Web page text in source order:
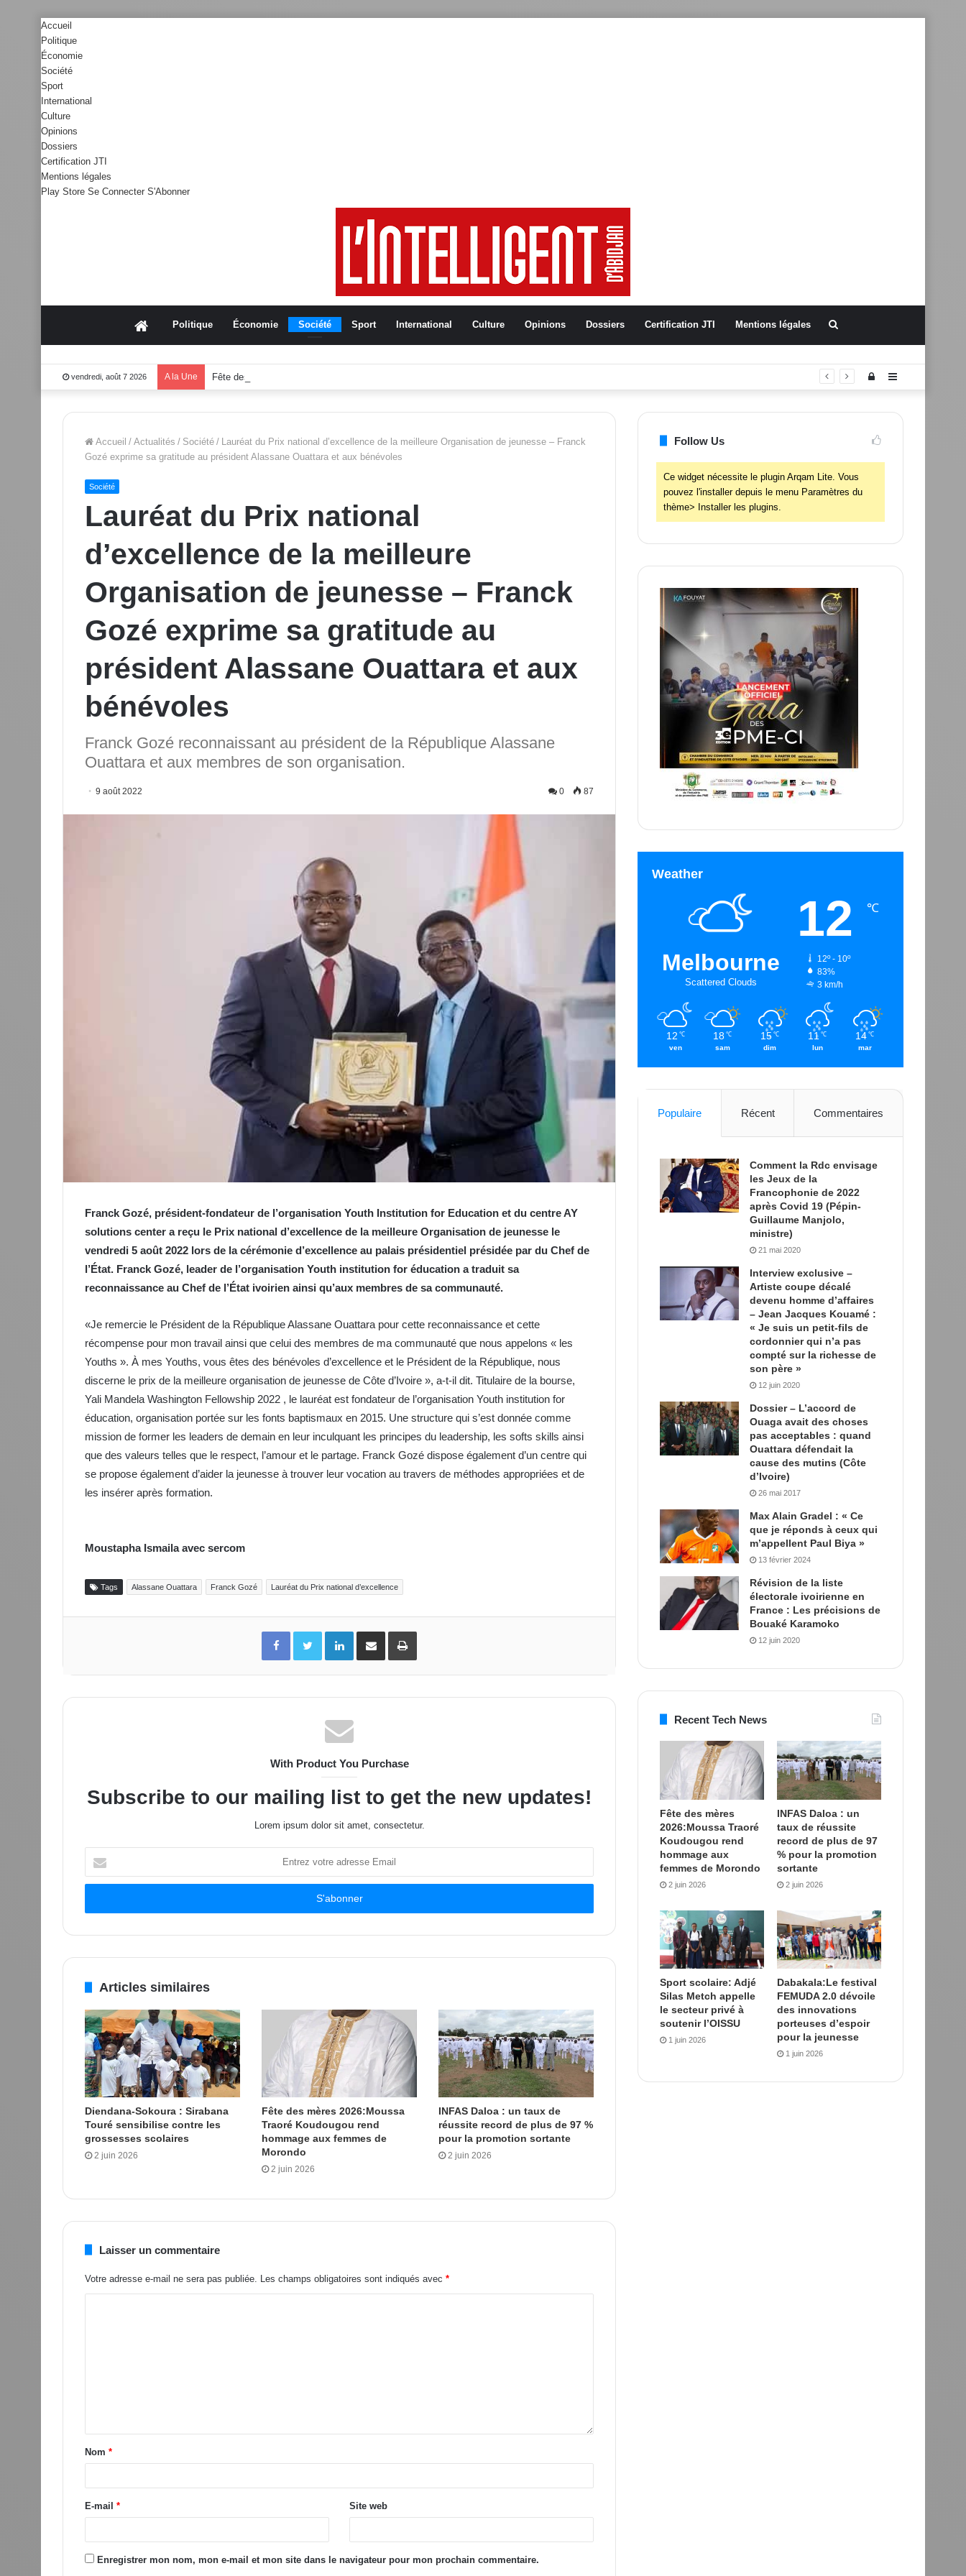
Accueil
Politique
Économie
Société
Sport
International
Culture
Opinions
Dossiers
Certification JTI
Mentions légales
Play Store Se Connecter S'Abonner
AccueilPolitique Économie Société Sport International Culture Opinions Dossiers Certification JTI Mentions légales
vendredi, août 7 2026 A la Une Fête des mères 2026:Moussa Traoré Koudougou rend hommage aux femmes de Morondo Sidebar
Connexion
Accueil / Actualités / Société /
Lauréat du Prix national d’excellence de la meilleure Organisation de jeunesse – Franck
Gozé exprime sa gratitude au président Alassane Ouattara et aux bénévoles
Société
Lauréat du Prix national
d’excellence de la meilleure
Organisation de jeunesse – Franck
Gozé exprime sa gratitude au
président Alassane Ouattara et aux
bénévoles
Franck Gozé reconnaissant au président de la République Alassane
Ouattara et aux membres de son organisation.
9 août 2022 0 87
Franck Gozé, président-fondateur de l’organisation Youth Institution for Education et du centre AY
solutions center a reçu le Prix national d’excellence de la meilleure Organisation de jeunesse le
vendredi 5 août 2022 lors de la cérémonie d’excellence au palais présidentiel présidée par du Chef de
l’État. Franck Gozé, leader de l’organisation Youth institution for éducation a traduit sa
reconnaissance au Chef de l’État ivoirien ainsi qu’aux membres de sa communauté.
«Je remercie le Président de la République Alassane Ouattara pour cette reconnaissance et cette
récompense pour mon travail ainsi que celui des membres de ma communauté que nous appelons « les
Youths ». À mes Youths, vous êtes des bénévoles d’excellence et le Président de la République, nous
discerne le prix de la meilleure organisation de jeunesse de Côte d’Ivoire », a-t-il dit. Titulaire de la bourse,
Yali Mandela Washington Fellowship 2022 , le lauréat est fondateur de l’organisation Youth institution for
éducation, organisation portée sur les fonts baptismaux en 2015. Une structure qui s’est donnée comme
mission de former les leaders de demain en leur inculquant les principes du leadership, les softs skills ainsi
que des valeurs telles que le respect, l’amour et le partage. Franck Gozé dispose également d’un centre qui
se propose également d’aider la jeunesse à trouver leur vocation au travers de méthodes appropriées et de
les insérer après formation.
Moustapha Ismaila avec sercom
Tags Alassane Ouattara Franck Gozé Lauréat du Prix national d’excellence
FacebookTwitter LinkedinPartager par email Imprimer
With Product You Purchase
Subscribe to our mailing list to get the new updates!
Lorem ipsum dolor sit amet, consectetur.
votre
adresse
Articles similaires
Diendana-Sokoura : Sirabana
Touré sensibilise contre les
grossesses scolaires
2 juin 2026
Fête des mères 2026:Moussa
Traoré Koudougou rend
hommage aux femmes de
Morondo
2 juin 2026
INFAS Daloa : un taux de
réussite record de plus de 97 %
pour la promotion sortante
2 juin 2026
Laisser un commentaire
Votre adresse e-mail ne sera pas publiée. Les champs obligatoires sont indiqués avec *
Nom *
E-mail * Site web
Enregistrer mon nom, mon e-mail et mon site dans le navigateur pour mon prochain commentaire.
Follow Us
Ce widget nécessite le plugin Arqam Lite. Vous
pouvez l'installer depuis le menu Paramètres du
thème> Installer les plugins.
Weather
Melbourne
Scattered Clouds
12 ℃
12º - 10º
83%
3 km/h
12 ℃
ven
18 ℃
sam
15 ℃
dim
11 ℃
lun
14 ℃
mar
Populaire Récent Commentaires
Comment la Rdc envisage
les Jeux de la
Francophonie de 2022
après Covid 19 (Pépin-
Guillaume Manjolo,
ministre)
21 mai 2020
Interview exclusive –
Artiste coupe décalé
devenu homme d’affaires
– Jean Jacques Kouamé :
« Je suis un petit-fils de
cordonnier qui n’a pas
compté sur la richesse de
son père »
12 juin 2020
Dossier – L’accord de
Ouaga avait des choses
pas acceptables : quand
Ouattara défendait la
cause des mutins (Côte
d’Ivoire)
26 mai 2017
Max Alain Gradel : « Ce
que je réponds à ceux qui
m’appellent Paul Biya »
13 février 2024
Révision de la liste
électorale ivoirienne en
France : Les précisions de
Bouaké Karamoko
12 juin 2020
Recent Tech News
Fête des mères
2026:Moussa Traoré
Koudougou rend
hommage aux
femmes de Morondo
2 juin 2026
INFAS Daloa : un
taux de réussite
record de plus de 97
% pour la promotion
sortante
2 juin 2026
Sport scolaire: Adjé
Silas Metch appelle
le secteur privé à
soutenir l’OISSU
1 juin 2026
Dabakala:Le festival
FEMUDA 2.0 dévoile
des innovations
porteuses d’espoir
pour la jeunesse
1 juin 2026